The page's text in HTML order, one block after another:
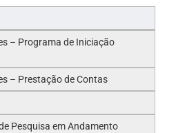
– Programa de Iniciação
– Prestação de Contas
Pesquisa em Andamento